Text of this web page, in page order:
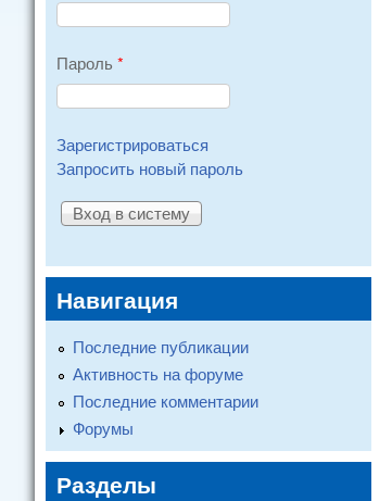
Пароль *
Зарегистрироваться
Запросить новый пароль
Навигация
Последние публикации
Активность на форуме
Последние комментарии
Форумы
Разделы